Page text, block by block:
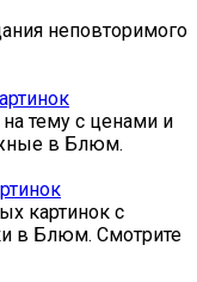
неповторимого
тему с ценами и
в Блюм.
картинок с
в Блюм. Смотрите